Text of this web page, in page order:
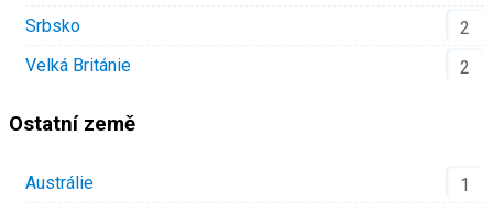
Srbsko
2
Velká Británie
2
Ostatní země
Austrálie
1